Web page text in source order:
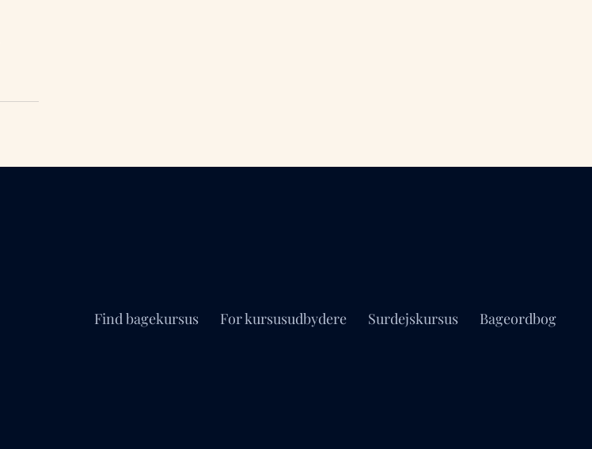
Find bagekursus For kursusudbydere Surdejskursus Bageordbog